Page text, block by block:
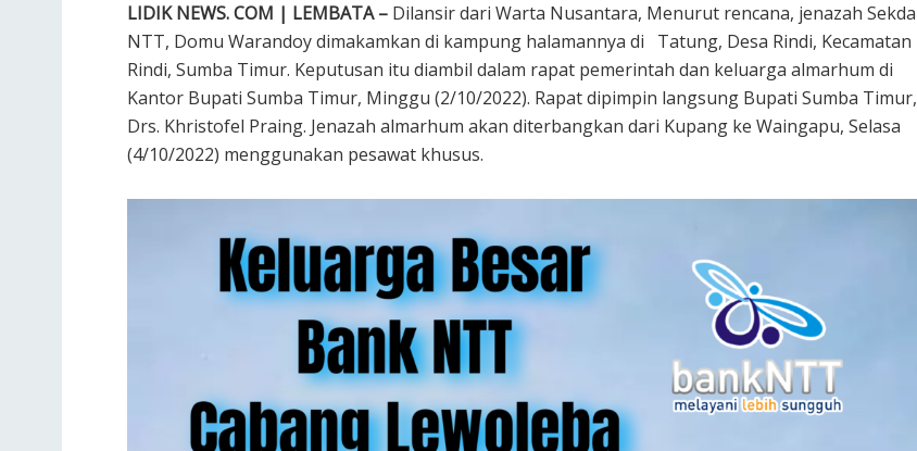
LIDIK NEWS. COM | LEMBATA – Dilansir dari Warta Nusantara, Menurut rencana, jenazah Sekda
NTT, Domu Warandoy dimakamkan di kampung halamannya di Tatung, Desa Rindi, Kecamatan
Rindi, Sumba Timur. Keputusan itu diambil dalam rapat pemerintah dan keluarga almarhum di
Kantor Bupati Sumba Timur, Minggu (2/10/2022). Rapat dipimpin langsung Bupati Sumba Timur,
Drs. Khristofel Praing. Jenazah almarhum akan diterbangkan dari Kupang ke Waingapu, Selasa
(4/10/2022) menggunakan pesawat khusus.